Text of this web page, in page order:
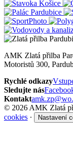
AMK Zlatá přilba
Motoristů 300,
Rychlé odkazy
Sledujte nás
Kontakt
© 2026 AMK Zlatá
cookies · Nastavení